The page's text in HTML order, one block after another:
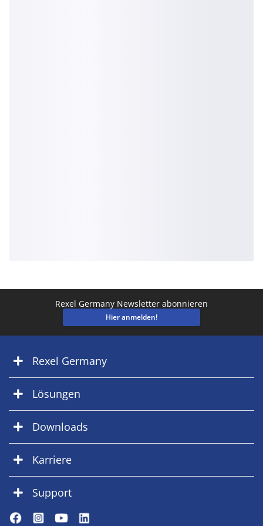
Rexel Germany Newsletter abonnieren
Hier anmelden!
Rexel Germany
Lösungen
Downloads
Karriere
Support